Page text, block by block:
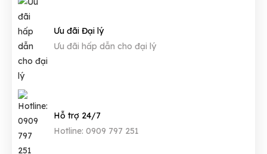
Ưu đãi Đại lý
Ưu đãi hấp dẫn cho đại lý
Hỗ trợ 24/7
Hotline: 0909 797 251